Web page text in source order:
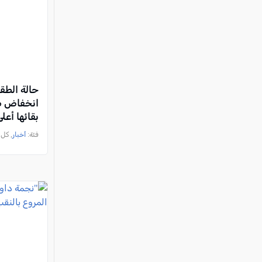
حالة
انخفاض
بقائها
فئة: أخبار , كل